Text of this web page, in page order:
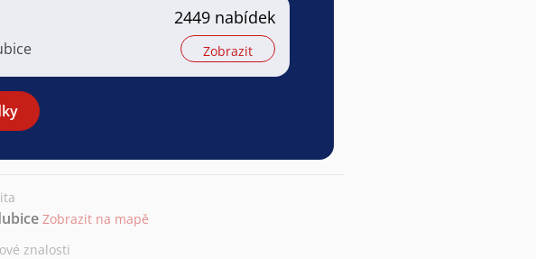
2449 nabídek
Zobrazit
Zobrazit na mapě
znalosti